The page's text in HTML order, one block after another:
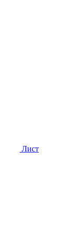
Лист